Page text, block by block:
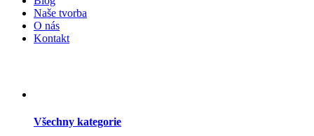
Naše tvorba
O nás
Kontakt
Všechny kategorie